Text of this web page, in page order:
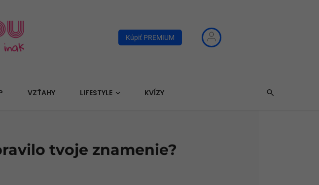
Kúpiť PREMIUM
VZŤAHY LIFESTYLE KVÍZY
tvoje znamenie?